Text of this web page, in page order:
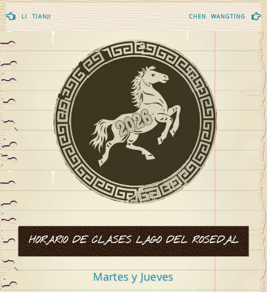
Navegación
de
entradas
LI TIANJI CHEN WANGTING
HORARIO DE CLASES LAGO DEL ROSEDAL
Martes y Jueves